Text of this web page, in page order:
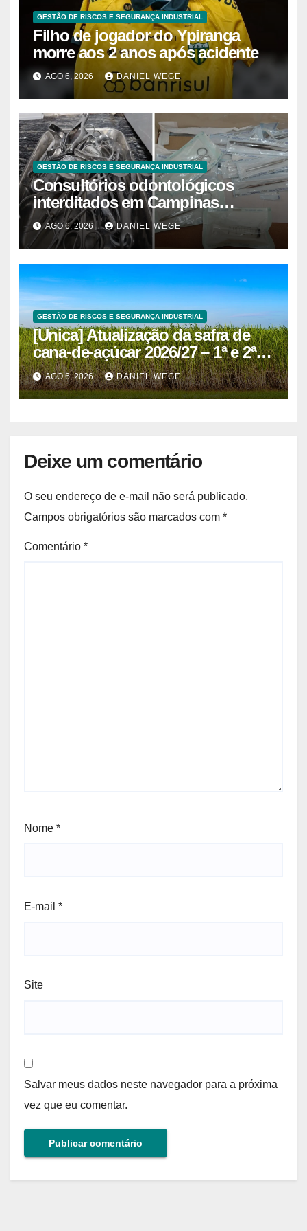
GESTÃO DE RISCOS E SEGURANÇA INDUSTRIAL
Filho de jogador do Ypiranga
morre aos 2 anos após acidente
AGO 6, 2026 DANIEL WEGE
GESTÃO DE RISCOS E SEGURANÇA INDUSTRIAL
Consultórios odontológicos
interditados em Campinas
superam 2025
AGO 6, 2026 DANIEL WEGE
GESTÃO DE RISCOS E SEGURANÇA INDUSTRIAL
[Unica] Atualização da safra de
cana-de-açúcar 2026/27 – 1ª e 2ª
quinzenas de junho
AGO 6, 2026 DANIEL WEGE
Deixe um comentário
O seu endereço de e-mail não será publicado.
Campos obrigatórios são marcados com *
Comentário *
Nome *
E-mail *
Site
Salvar meus dados neste navegador para a próxima
vez que eu comentar.